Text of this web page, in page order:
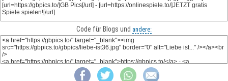
Code für Blogs und andere: